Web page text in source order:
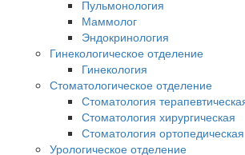
Пульмонология
Маммолог
Эндокринология
Гинекологическое отделение
Гинекология
Стоматологическое отделение
Стоматология
Стоматология хирургическая
Стоматология ортопедическая
Урологическое отделение